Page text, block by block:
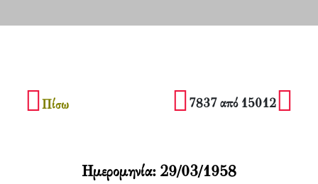
Πίσω 7837 από 15012
Ημερομηνία: 29/03/1958